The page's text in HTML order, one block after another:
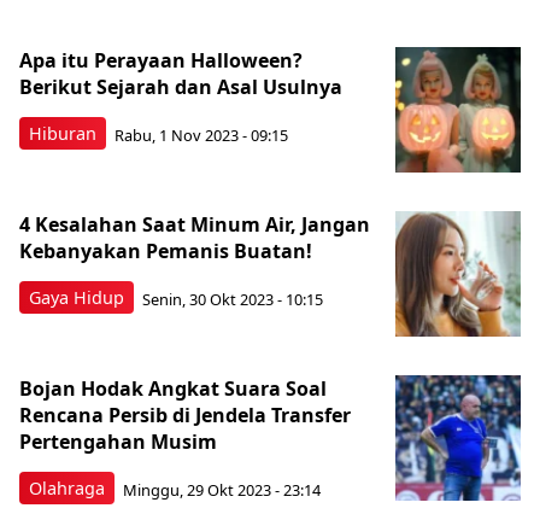
Hiburan
Apa itu Perayaan Halloween?
Berikut Sejarah dan Asal Usulnya
Rabu, 1 Nov 2023 - 09:15
Gaya Hidup
4 Kesalahan Saat Minum Air, Jangan
Kebanyakan Pemanis Buatan!
Senin, 30 Okt 2023 - 10:15
Olahraga
Bojan Hodak Angkat Suara Soal
Rencana Persib di Jendela Transfer
Pertengahan Musim
Minggu, 29 Okt 2023 - 23:14